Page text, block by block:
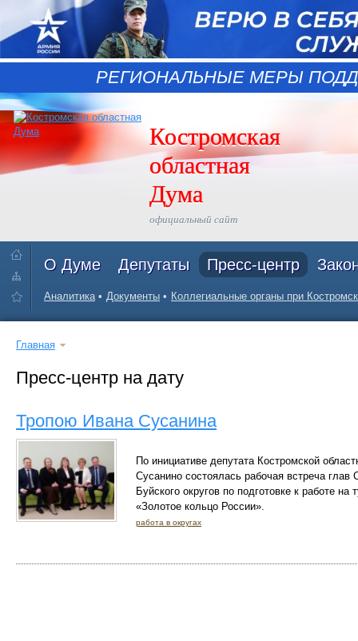
РЕГИОНАЛЬНЫЕ МЕРЫ
Костромская
областная
Дума
официальный сайт
О Думе Депутаты Пресс-центр
Аналитика Документы Коллегиальные органы при
Главная
Пресс-центр на дату
Тропою Ивана Сусанина
По инициативе депутата Костромской
Сусанино состоялась рабочая встреча глав
Буйского округов по подготовке к работе
«Золотое кольцо России».
работа в округах